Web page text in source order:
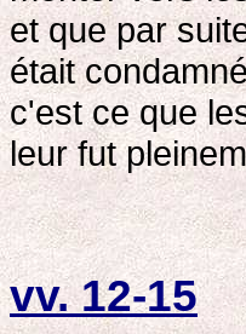
et que par
était
c'est ce que
leur fut
vv. 12-15